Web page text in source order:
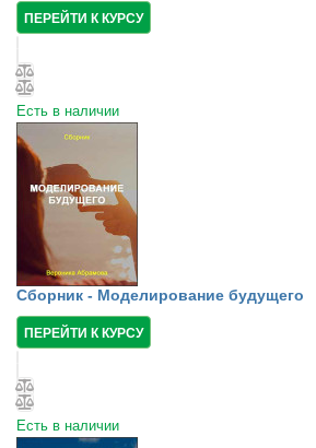
ПЕРЕЙТИ К КУРСУ
Есть в наличии
Сборник - Моделирование будущего
ПЕРЕЙТИ К КУРСУ
Есть в наличии